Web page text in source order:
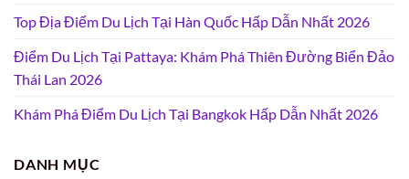
Top Địa Điểm Du Lịch Tại Hàn Quốc Hấp Dẫn Nhất 2026
Điểm Du Lịch Tại Pattaya: Khám Phá Thiên Đường Biển Đảo
Thái Lan 2026
Khám Phá Điểm Du Lịch Tại Bangkok Hấp Dẫn Nhất 2026
DANH MỤC